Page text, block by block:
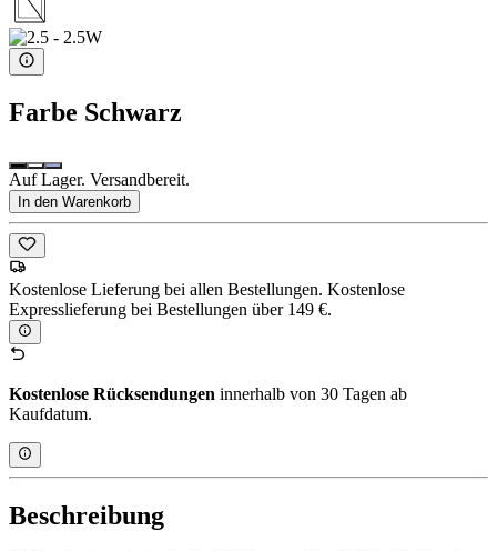
Farbe Schwarz
Auf Lager. Versandbereit.
In den Warenkorb
Kostenlose Lieferung bei allen Bestellungen. Kostenlose
Expresslieferung bei Bestellungen über 149 €.
Kostenlose Rücksendungen innerhalb von 30 Tagen ab
Kaufdatum.
Beschreibung